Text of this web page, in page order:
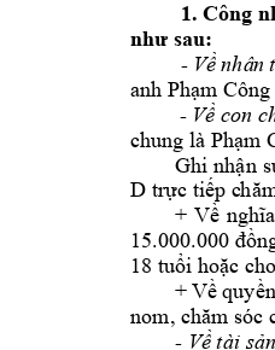
1. Công
như sau:
- Về nhân
anh Phạm Công
- Về con
chung là Phạm
Ghi nhận s
D trực tiếp ch
+ Về nghĩa
15.000.000 đồ
18 tuổi hoặc
+ Về quy
nom, chăm sóc
- Về tài